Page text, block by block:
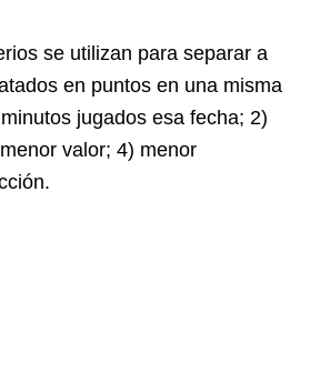
se utilizan para separar a
en puntos en una misma
jugados esa fecha; 2)
valor; 4) menor